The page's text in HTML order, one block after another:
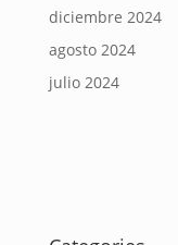
diciembre 2024
agosto 2024
julio 2024